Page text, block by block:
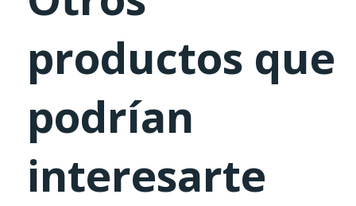
productos que
podrían
interesarte